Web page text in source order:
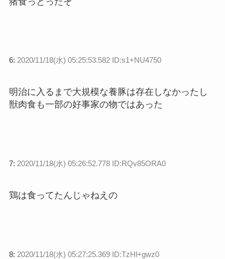
6: 2020/11/18(水) 05:25:53.582 ID:s1+NU4750
明治に入るまで大規模な養豚は存在しなかったし
獣肉食も一部の好事家の物ではあった
7: 2020/11/18(水) 05:26:52.778 ID:RQv85ORA0
鶏は食ってたんじゃねえの
8: 2020/11/18(水) 05:27:25.369 ID:TzHl+gwz0